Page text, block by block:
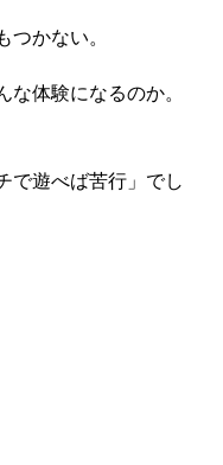
つかない。
な体験になるのか。
で遊べば苦行」でし